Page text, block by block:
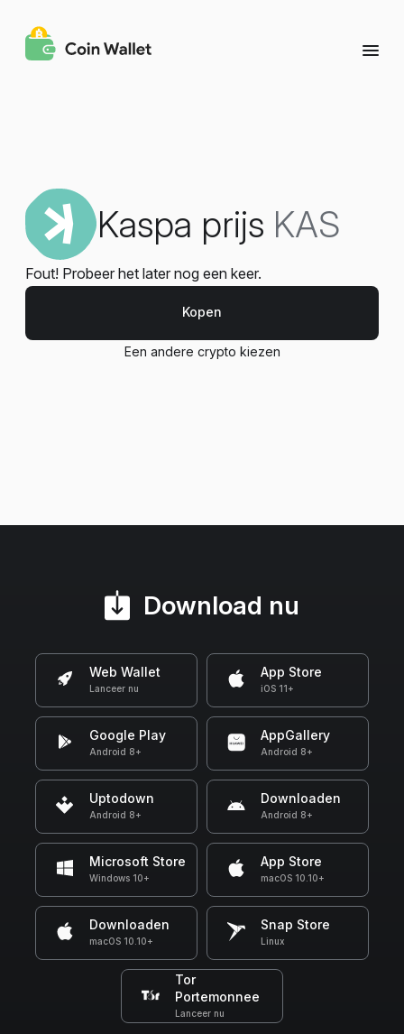
Kaspa prijs KAS
Fout! Probeer het later nog een keer.
Kopen
Een andere crypto kiezen
Download nu
Web Wallet
Lanceer nu
App Store
iOS 11+
Google Play
Android 8+
AppGallery
Android 8+
Uptodown
Android 8+
Downloaden
Android 8+
Microsoft Store
Windows 10+
App Store
macOS 10.10+
Downloaden
macOS 10.10+
Snap Store
Linux
Tor
Portemonnee
Lanceer nu